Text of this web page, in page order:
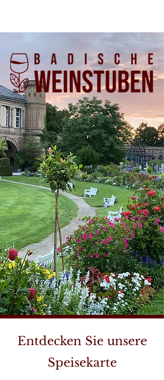
Entdecken Sie unsere
Speisekarte